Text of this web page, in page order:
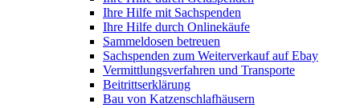
Ihre Hilfe mit Sachspenden
Ihre Hilfe durch Onlinekäufe
Sammeldosen betreuen
Sachspenden zum Weiterverkauf auf Ebay
Vermittlungsverfahren und Transporte
Beitrittserklärung
Bau von Katzenschlafhäusern